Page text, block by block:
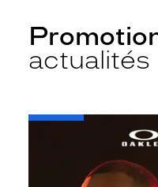
actualités
-